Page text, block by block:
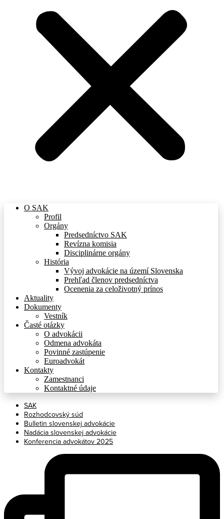
O SAK
Profil
Orgány
Predsedníctvo SAK
Revízna komisia
Disciplinárne orgány
História
Vývoj advokácie na území Slovenska
Prehľad členov predsedníctva
Ocenenia za celoživotný prínos
Aktuality
Dokumenty
Vestník
Časté otázky
O advokácii
Odmena advokáta
Povinné zastúpenie
Euroadvokát
Kontakty
Zamestnanci
Kontaktné údaje
SAK
Rozhodcovský súd
Bulletin slovenskej advokácie
Nadácia slovenskej advokácie
Konferencia advokátov 2025